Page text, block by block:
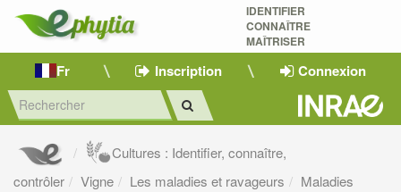
IDENTIFIER
CONNAÎTRE
MAÎTRISER
Fr Inscription Connexion
Cultures : Identifier, connaître,
contrôler
Vigne Les maladies et ravageurs
Maladies